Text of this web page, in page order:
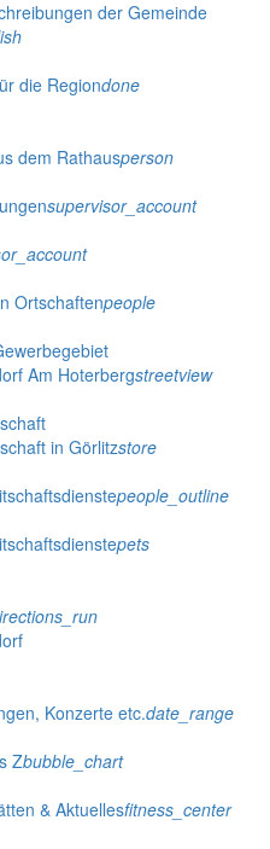
der Gemeinde
die Regiondone
dem Rathausperson
supervisor_account
Ortschaftenpeople
Am Hoterbergstreetview
in Görlitzstore
people_outline
pets
Konzerte etc.date_range
Zbubble_chart
& Aktuellesfitness_center